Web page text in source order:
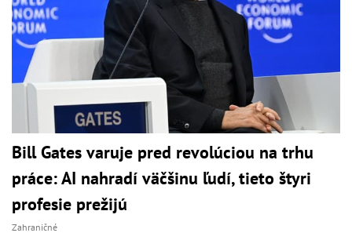
Bill Gates varuje pred revolúciou na trhu
práce: AI nahradí väčšinu ľudí, tieto štyri
profesie prežijú
Zahraničné